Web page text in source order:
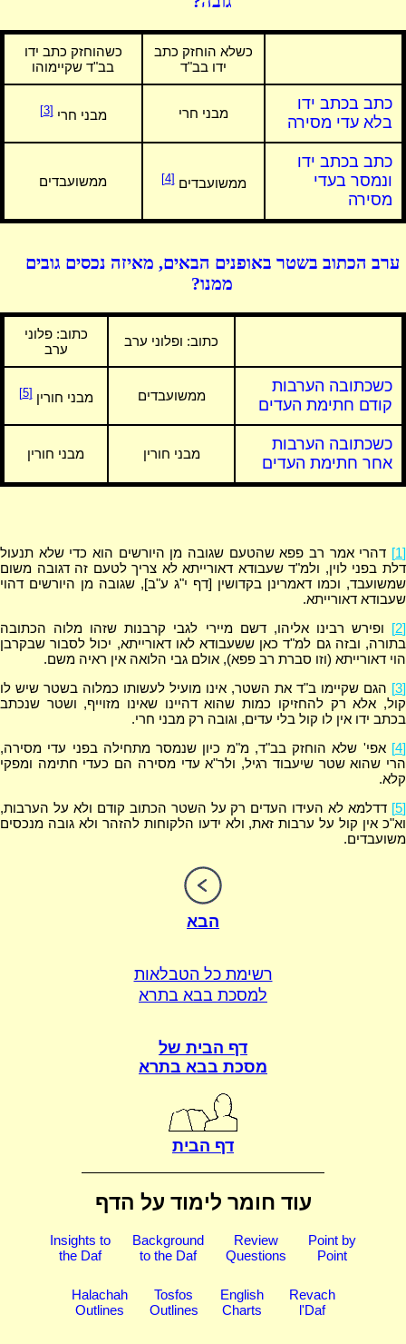
כשלא הוחזק כתב
ידו בב"ד
כשהוחזק כתב ידו
בב"ד שקיימוהו
כתב בכתב ידו
בלא עדי מסירה
מבני חרי מבני חרי[3]
כתב בכתב ידו
ונמסר בעדי
מסירה
ממשועבדים[4] ממשועבדים
ערב הכתוב בשטר באופנים הבאים, מאיזה נכסים גובים
ממנו?
כתוב: ופלוני ערב כתוב: פלוני
ערב
כשכתובה הערבות
קודם חתימת העדים
ממשועבדים מבני חורין[5]
כשכתובה הערבות
אחר חתימת העדים
מבני חורין מבני חורין
[1]
דהרי אמר רב פפא שהטעם שגובה מן היורשים הוא כדי שלא תנעול
דלת בפני לוין, ולמ"ד שעבודא דאורייתא לא צריך לטעם זה דגובה משום
שמשועבד, וכמו דאמרינן בקדושין [דף י"ג ע"ב], שגובה מן היורשים דהוי
שעבודא דאורייתא.
[2]
ופירש רבינו אליהו, דשם מיירי לגבי קרבנות שזהו מלוה הכתובה
בתורה, ובזה גם למ"ד כאן ששעבודא לאו דאורייתא, יכול לסבור שבקרבן
הוי דאורייתא (וזו סברת רב פפא), אולם גבי הלואה אין ראיה משם.
[3]
הגם שקיימו ב"ד את השטר, אינו מועיל לעשותו כמלוה בשטר שיש לו
קול, אלא רק להחזיקו כמות שהוא דהיינו שאינו מזוייף, ושטר שנכתב
בכתב ידו אין לו קול בלי עדים, וגובה רק מבני חרי.
[4]
אפי' שלא הוחזק בב"ד, מ"מ כיון שנמסר מתחילה בפני עדי מסירה,
הרי שהוא שטר שיעבוד רגיל, ולר"א עדי מסירה הם כעדי חתימה ומפקי
קלא.
[5]
דדלמא לא העידו העדים רק על השטר הכתוב קודם ולא על הערבות,
וא"כ אין קול על ערבות זאת, ולא ידעו הלקוחות להזהר ולא גובה מנכסים
משועבדים.
הבא
רשימת כל הטבלאות
למסכת בבא בתרא
דף הבית של
מסכת בבא בתרא
דף הבית
עוד חומר לימוד על הדף
Insights to
the Daf
Background
to the Daf
Review
Questions
Point by
Point
Halachah
Outlines
Tosfos
Outlines
English
Charts
Revach
l'Daf